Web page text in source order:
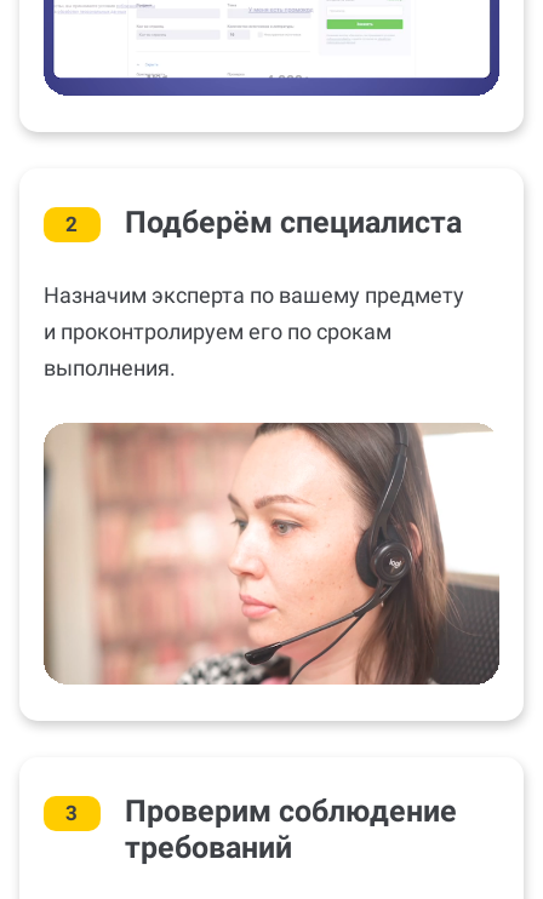
2 Подберём специалиста
Назначим эксперта по вашему предмету
и проконтролируем его по срокам
выполнения.
3
Проверим соблюдение
требований